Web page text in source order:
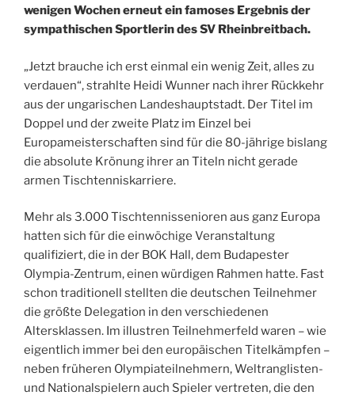
wenigen Wochen erneut ein famoses Ergebnis der
sympathischen Sportlerin des SV Rheinbreitbach.
„Jetzt brauche ich erst einmal ein wenig Zeit, alles zu
verdauen“, strahlte Heidi Wunner nach ihrer Rückkehr
aus der ungarischen Landeshauptstadt. Der Titel im
Doppel und der zweite Platz im Einzel bei
Europameisterschaften sind für die 80-jährige bislang
die absolute Krönung ihrer an Titeln nicht gerade
armen Tischtenniskarriere.
Mehr als 3.000 Tischtennissenioren aus ganz Europa
hatten sich für die einwöchige Veranstaltung
qualifiziert, die in der BOK Hall, dem Budapester
Olympia-Zentrum, einen würdigen Rahmen hatte. Fast
schon traditionell stellten die deutschen Teilnehmer
die größte Delegation in den verschiedenen
Altersklassen. Im illustren Teilnehmerfeld waren – wie
eigentlich immer bei den europäischen Titelkämpfen –
neben früheren Olympiateilnehmern, Weltranglisten-
und Nationalspielern auch Spieler vertreten, die den